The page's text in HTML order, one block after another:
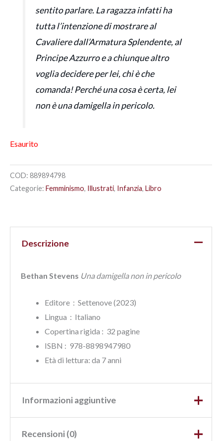
sentito parlare. La ragazza infatti ha
tutta l’intenzione di mostrare al
Cavaliere dall’Armatura Splendente, al
Principe Azzurro e a chiunque altro
voglia decidere per lei, chi è che
comanda! Perché una cosa è certa, lei
non è una damigella in pericolo.
Esaurito
COD: 889894798
Categorie: Femminismo, Illustrati, Infanzia, Libro
Descrizione
Bethan Stevens Una damigella non in pericolo
Editore ‏ : ‎ Settenove (2023)
Lingua ‏ : ‎ Italiano
Copertina rigida : ‎ 32 pagine
ISBN‏ : ‎ 978-8898947980
Età di lettura: da 7 anni
Informazioni aggiuntive
Peso
Recensioni (0)